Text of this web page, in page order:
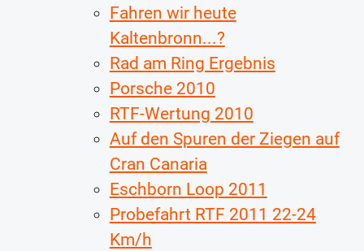
Fahren wir heute
Kaltenbronn...?
Rad am Ring Ergebnis
Porsche 2010
RTF-Wertung 2010
Auf den Spuren der Ziegen auf
Cran Canaria
Eschborn Loop 2011
Probefahrt RTF 2011 22-24
Km/h